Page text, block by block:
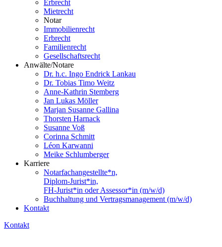
Erbrecht
Mietrecht
Notar
Immobilienrecht
Erbrecht
Familienrecht
Gesellschaftsrecht
Anwälte/Notare
Dr. h.c. Ingo Endrick Lankau
Dr. Tobias Timo Weitz
Anne-Kathrin Stemberg
Jan Lukas Möller
Marjan Susanne Gallina
Thorsten Harnack
Susanne Voß
Corinna Schmitt
Léon Karwanni
Meike Schlumberger
Karriere
Notarfachangestellte*n,
Diplom-Jurist*in,
FH-Jurist*in oder Assessor*in (m/w/d)
Buchhaltung und Vertragsmanagement (m/w/d)
Kontakt
Kontakt